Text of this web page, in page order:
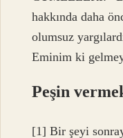
hakkında daha
olumsuz
Eminim ki
Peşin
[1] Bir şeyi